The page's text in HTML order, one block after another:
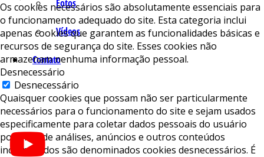
Fotos
Vídeos
Contato
Os cookies necessários são absolutamente essenciais para
o funcionamento adequado do site. Esta categoria inclui
apenas cookies que garantem as funcionalidades básicas e
recursos de segurança do site. Esses cookies não
armazenam nenhuma informação pessoal.
Desnecessário
Desnecessário
Quaisquer cookies que possam não ser particularmente
necessários para o funcionamento do site e sejam usados ​​
especificamente para coletar dados pessoais do usuário
por meio de análises, anúncios e outros conteúdos
incorporados são denominados cookies desnecessários. É